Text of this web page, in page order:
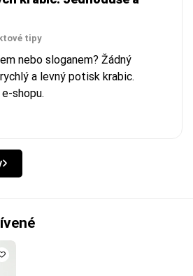
tipy
nebo sloganem? Žádný
a levný potisk krabic.
shopu.